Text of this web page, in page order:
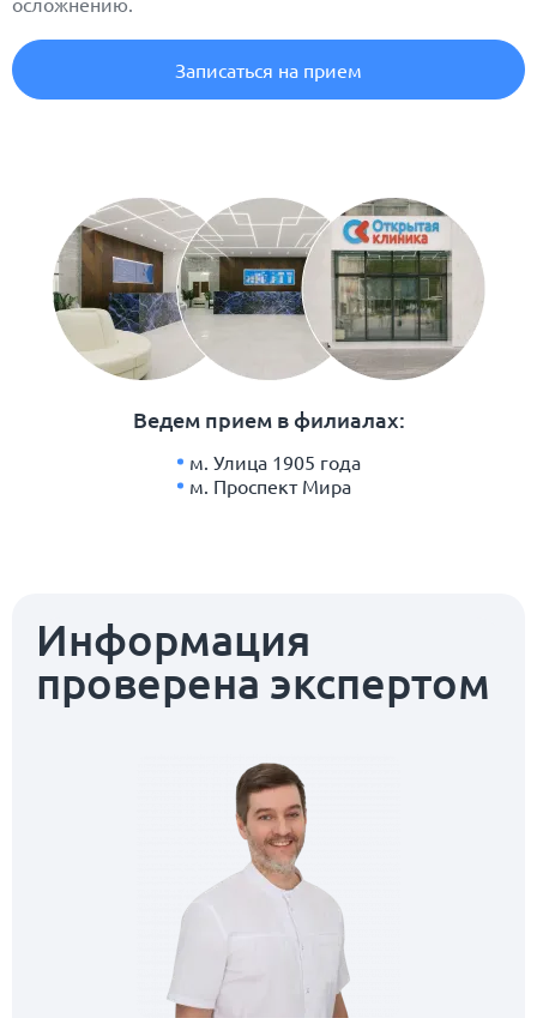
Ведем прием в филиалах:
м. Улица 1905 года
м. Проспект Мира
Записаться на прием
Информация
проверена экспертом